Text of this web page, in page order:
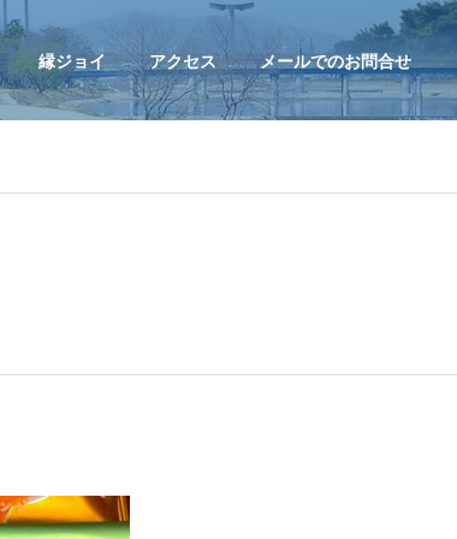
縁ジョイ アクセス メールでのお問合せ